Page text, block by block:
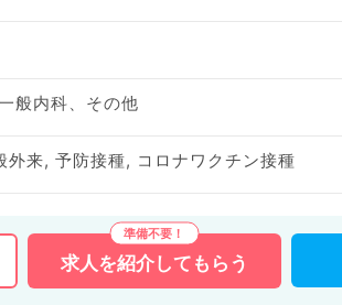
般内科、その他
外来, 予防接種, コロナワクチン接種
求人を紹介してもらう